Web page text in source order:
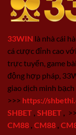
33WIN là nhà cái
cá cược đỉnh cao
trực tuyến, game
động hợp pháp,
giao dịch minh
>>> https://
SHBET SHBET
CM88 CM88